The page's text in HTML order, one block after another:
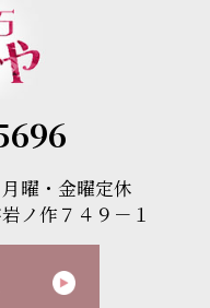
曜・金曜定休
ノ作７４９－１